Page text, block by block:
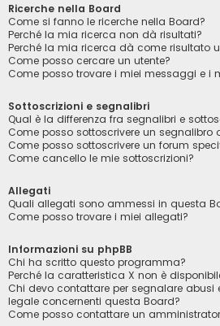
Ricerche nella Board
Come si fanno le ricerche nella Board?
Perché la mia ricerca non dà risultati?
Perché la mia ricerca dà come risultato
Come posso cercare un utente?
Come posso trovare i miei messaggi e i
Sottoscrizioni e segnalibri
Qual è la differenza fra segnalibri e
Come posso sottoscrivere un segnalibro
Come posso sottoscrivere un forum
Come cancello le mie sottoscrizioni?
Allegati
Quali allegati sono ammessi in questa
Come posso trovare i miei allegati?
Informazioni su phpBB
Chi ha scritto questo programma?
Perché la caratteristica X non è
Chi devo contattare per segnalare abusi
legale concernenti questa Board?
Come posso contattare un